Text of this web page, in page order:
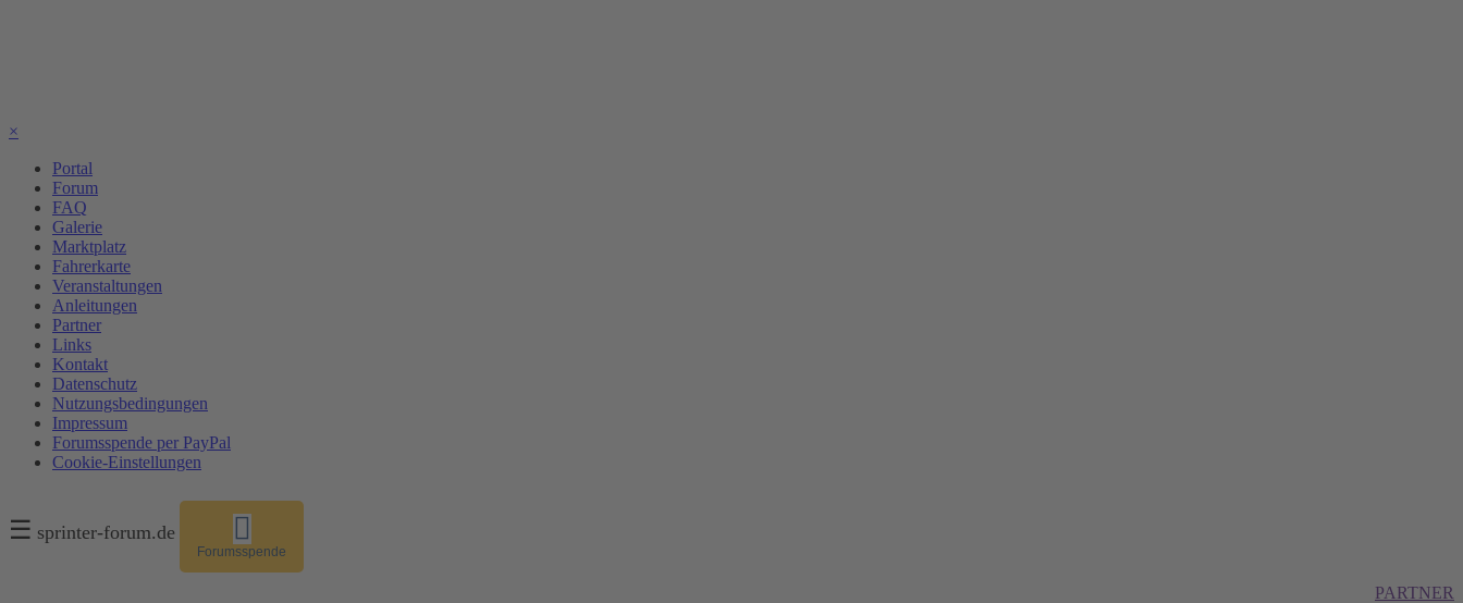
×
Portal
Forum
FAQ
Galerie
Marktplatz
Fahrerkarte
Veranstaltungen
Anleitungen
Partner
Links
Kontakt
Datenschutz
Nutzungsbedingungen
Impressum
Forumsspende per PayPal
Cookie-Einstellungen
☰ sprinter-forum.de
Forumsspende
PARTNER